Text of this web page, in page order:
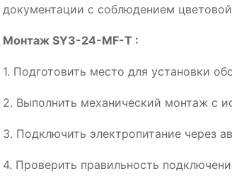
документации с соблюдением
Монтаж SY3-24-MF-T :
1. Подготовить место для установки
2. Выполнить механический монтаж с
3. Подключить электропитание через
4. Проверить правильность